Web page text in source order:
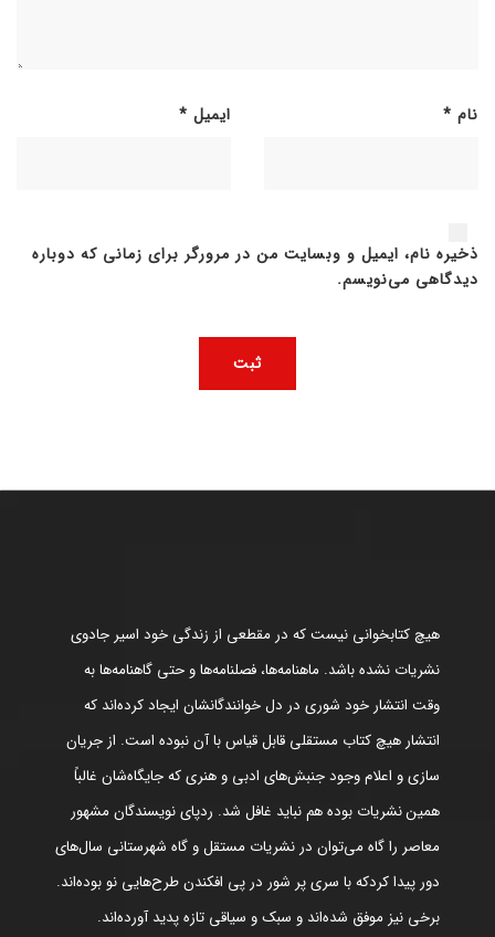
نام * ایمیل *
ذخیره نام، ایمیل و وبسایت من در مرورگر برای زمانی که دوباره
دیدگاهی می‌نویسم.
هیچ کتابخوانی نیست که در مقطعی از زندگی خود اسیر جادوی
نشریات نشده باشد. ماهنامه‌ها، فصلنامه‌ها و حتی گاهنامه‌ها به
وقت انتشار خود شوری در دل خوانندگانشان ایجاد کرده‌اند که
انتشار هیچ کتاب مستقلی قابل قیاس با آن نبوده است. از جریان
سازی و اعلام وجود جنبش‌های ادبی و هنری که جایگاه‌شان غالباً
همین نشریات بوده هم نباید غافل شد. ردپای نویسندگان مشهور
معاصر را گاه می‌توان در نشریات مستقل و گاه شهرستانی سال‌های
دور پیدا کردکه با سری پر شور در پی افکندن طرح‌هایی نو بوده‌اند.
برخی نیز موفق شده‌اند و سبک و سیاقی تازه پدید آورده‌اند.